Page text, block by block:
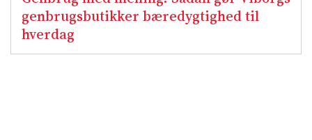
genbrugsbutikker bæredygtighed til
hverdag